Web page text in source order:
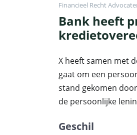
Financieel Recht
Bank heeft
X heeft samen met
gaat om een
stand gekomen
de persoonlijke
Geschil